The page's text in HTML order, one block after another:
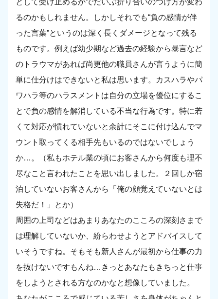
として受け止めるかでだいぶ折り合いのつけ方が変わ
るのかもしれません。しかしそれでも“負の感情が伴
った言葉”というのは深く長くダメージとなって残る
ものです。例えば幼少期など過去の経験から暴言など
のトラウマがあれば尚更他の職員さんが言うように簡
単に仕分けはできないと私は思います。カスハラやパ
ワハラ等のハラスメントは自分の立場を優位にするこ
とで負の感情を解消している不当な行為です。特に若
くて対応が慣れていないと余計にそこに付け込んでマ
ウント取ってくる相手先もいるのではないでしょう
か…。（私もホテル業の頃にお客さんから何度も理不
尽なこと言われたことを思い出しました。２回しか宿
泊していないお客さんから「俺の顔覚えていないとは
失格だ！」とか）
周囲の上司などはあまりあなたのこころの深刻さまで
は理解していないか、紛らわせようとアドバイスして
いそうですね。そもそも新人さんが最初から仕事の力
を抜けないですもんね…きっとあなたもきちっと仕事
をしようとされる方なのかなと想像していました。